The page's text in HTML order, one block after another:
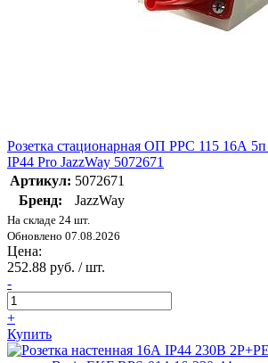
Розетка стационарная ОП PPC 115 16А
IP44 Pro JazzWay 5072671
Артикул: 5072671
Бренд:
JazzWay
На складе 24 шт.
Обновлено 07.08.2026
Цена:
252.88 руб. / шт.
-
+
Купить